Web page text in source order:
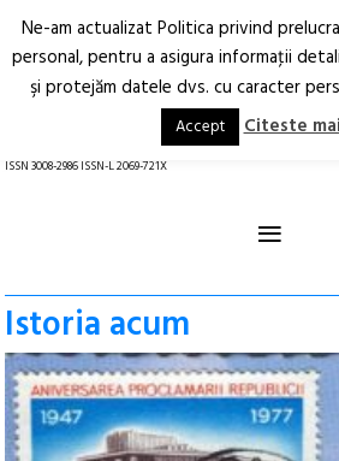
Arhitectură.
Oraș.
ISSN 3008-2986 ISSN-L 2069-721X
≡
Istoria acum
Ne-am actualizat Politica privind
personal, pentru a asigura informaţii
şi protejăm datele dvs. cu caracter
Accept Citeste